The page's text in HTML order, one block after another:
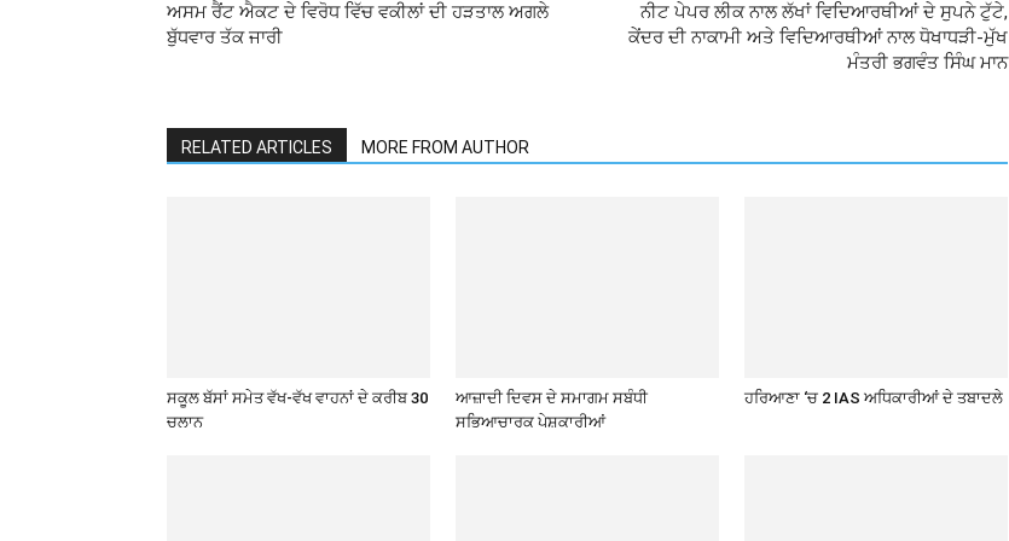
ਅਸਮ ਰੈਂਟ ਐਕਟ ਦੇ ਵਿਰੋਧ ਵਿੱਚ ਵਕੀਲਾਂ ਦੀ ਹੜਤਾਲ ਅਗਲੇ
ਬੁੱਧਵਾਰ ਤੱਕ ਜਾਰੀ
ਨੀਟ ਪੇਪਰ ਲੀਕ ਨਾਲ ਲੱਖਾਂ ਵਿਦਿਆਰਥੀਆਂ ਦੇ ਸੁਪਨੇ ਟੁੱਟੇ,
ਕੇਂਦਰ ਦੀ ਨਾਕਾਮੀ ਅਤੇ ਵਿਦਿਆਰਥੀਆਂ ਨਾਲ ਧੋਖਾਧੜੀ-ਮੁੱਖ
ਮੰਤਰੀ ਭਗਵੰਤ ਸਿੰਘ ਮਾਨ
RELATED ARTICLES MORE FROM AUTHOR
ਸਕੂਲ ਬੱਸਾਂ ਸਮੇਤ ਵੱਖ-ਵੱਖ ਵਾਹਨਾਂ ਦੇ ਕਰੀਬ 30
ਚਲਾਨ
ਆਜ਼ਾਦੀ ਦਿਵਸ ਦੇ ਸਮਾਗਮ ਸਬੰਧੀ
ਸਭਿਆਚਾਰਕ ਪੇਸ਼ਕਾਰੀਆਂ
ਹਰਿਆਣਾ ‘ਚ 2 IAS ਅਧਿਕਾਰੀਆਂ ਦੇ ਤਬਾਦਲੇ